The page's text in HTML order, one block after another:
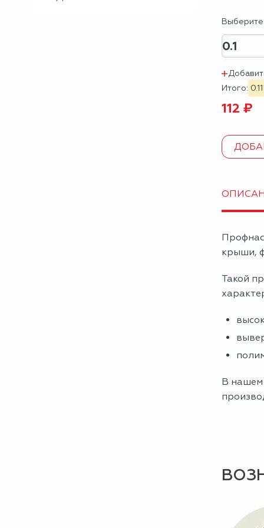
Выберите
Итого:
112 ₽
крыши,
Такой
В нашем